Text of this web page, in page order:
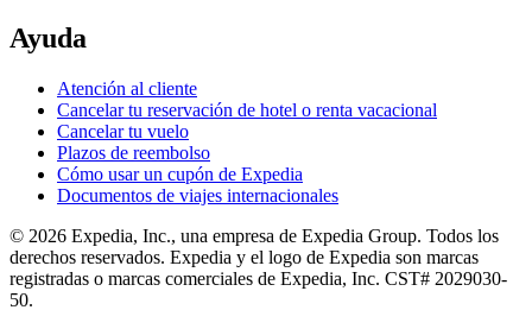
Ayuda
Atención al cliente
Cancelar tu reservación de hotel o renta vacacional
Cancelar tu vuelo
Plazos de reembolso
Cómo usar un cupón de Expedia
Documentos de viajes internacionales
© 2026 Expedia, Inc., una empresa de Expedia Group. Todos los
derechos reservados. Expedia y el logo de Expedia son marcas
registradas o marcas comerciales de Expedia, Inc. CST# 2029030-
50.